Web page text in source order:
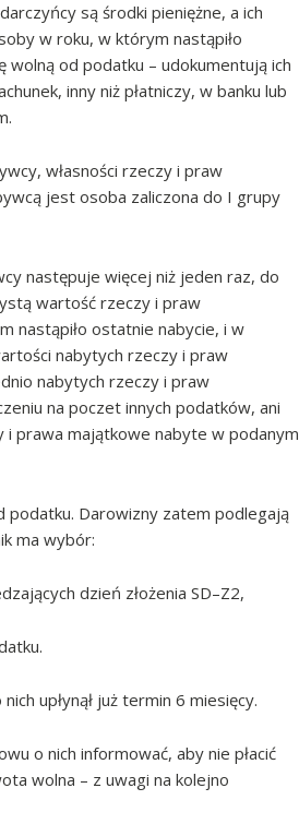
są środki pieniężne, a ich
w roku, w którym nastąpiło
od podatku – udokumentują ich
inny niż płatniczy, w banku lub
własności rzeczy i praw
jest osoba zaliczona do I grupy
następuje więcej niż jeden raz, do
wartość rzeczy i praw
nastąpiło ostatnie nabycie, i w
nabytych rzeczy i praw
nabytych rzeczy i praw
na poczet innych podatków, ani
prawa majątkowe nabyte w podanym
podatku. Darowizny zatem podlegają
ma wybór:
dzień złożenia SD–Z2,
upłynął już termin 6 miesięcy.
o nich informować, aby nie płacić
wolna – z uwagi na kolejno